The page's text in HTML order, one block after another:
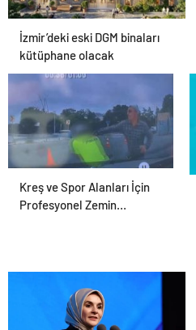
İzmir’deki eski DGM binaları
kütüphane olacak
Polise bıçakla saldıran
şüpheli ayağından
Kreş ve Spor Alanları İçin
Profesyonel Zemin